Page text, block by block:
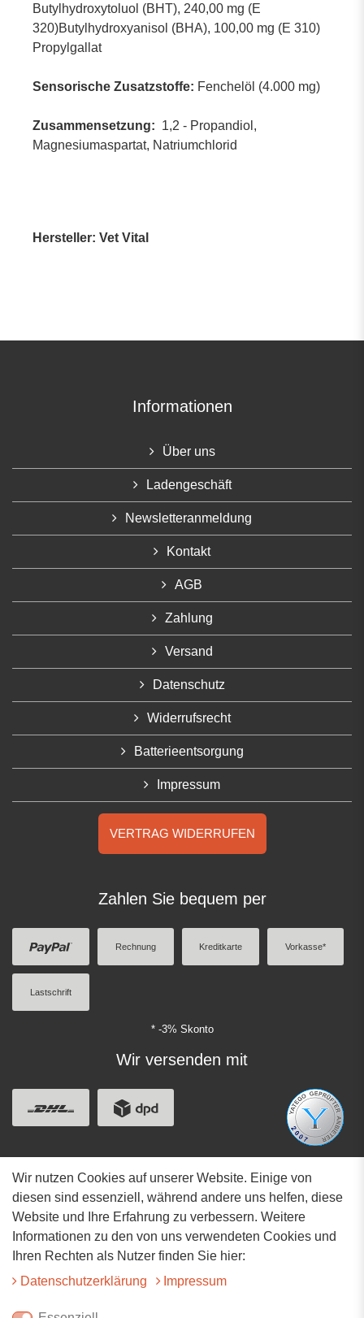
Butylhydroxytoluol (BHT), 240,00 mg (E
320)Butylhydroxyanisol (BHA), 100,00 mg (E 310)
Propylgallat
Sensorische Zusatzstoffe: Fenchelöl (4.000 mg)
Zusammensetzung: 1,2 - Propandiol,
Magnesiumaspartat, Natriumchlorid
Hersteller: Vet Vital
Informationen
Über uns
Ladengeschäft
Newsletteranmeldung
Kontakt
AGB
Zahlung
Versand
Datenschutz
Widerrufsrecht
Batterieentsorgung
Impressum
VERTRAG WIDERRUFEN
Zahlen Sie bequem per
Rechnung Kreditkarte Vorkasse*
Lastschrift
* -3% Skonto
Wir versenden mit
Adresse
Hauptstrasse 34
73117 Wangen
07161-9566068
Wir nutzen Cookies auf unserer Website. Einige von
diesen sind essenziell, während andere uns helfen, diese
Website und Ihre Erfahrung zu verbessern. Weitere
Informationen zu den von uns verwendeten Cookies und
Ihren Rechten als Nutzer finden Sie hier:
Daten­schutz­erklärung
Impressum